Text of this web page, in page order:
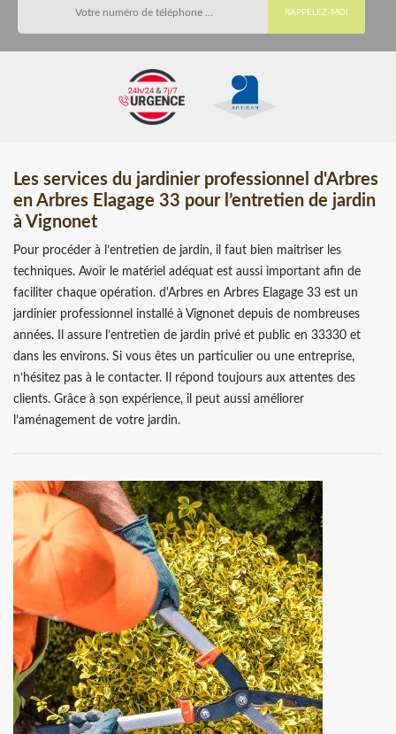
Les services du jardinier professionnel d'Arbres
en Arbres Elagage 33 pour l’entretien de jardin
à Vignonet
Pour procéder à l’entretien de jardin, il faut bien maitriser les
techniques. Avoir le matériel adéquat est aussi important afin de
faciliter chaque opération. d'Arbres en Arbres Elagage 33 est un
jardinier professionnel installé à Vignonet depuis de nombreuses
années. Il assure l’entretien de jardin privé et public en 33330 et
dans les environs. Si vous êtes un particulier ou une entreprise,
n’hésitez pas à le contacter. Il répond toujours aux attentes des
clients. Grâce à son expérience, il peut aussi améliorer
l’aménagement de votre jardin.